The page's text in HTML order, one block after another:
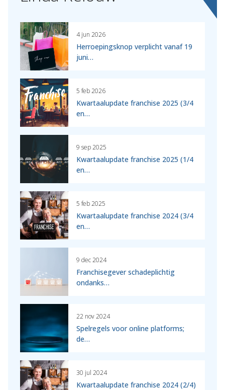
4 jun 2026
Herroepingsknop verplicht vanaf 19
juni…
5 feb 2026
Kwartaalupdate franchise 2025 (3/4
en…
9 sep 2025
Kwartaalupdate franchise 2025 (1/4
en…
5 feb 2025
Kwartaalupdate franchise 2024 (3/4
en…
9 dec 2024
Franchisegever schadeplichtig
ondanks…
22 nov 2024
Spelregels voor online platforms;
de…
30 jul 2024
Kwartaalupdate franchise 2024 (2/4)